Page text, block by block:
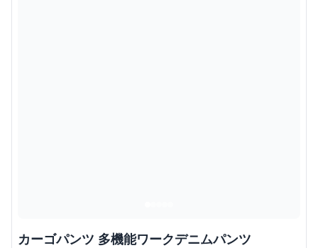
カーゴパンツ 多機能ワークデニムパンツ